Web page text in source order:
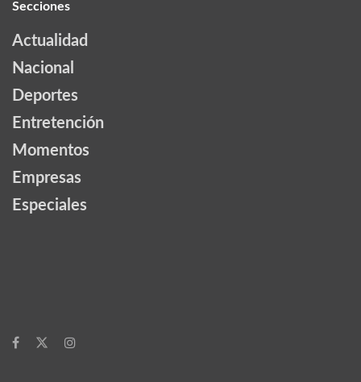
Secciones
Actualidad
Nacional
Deportes
Entretención
Momentos
Empresas
Especiales